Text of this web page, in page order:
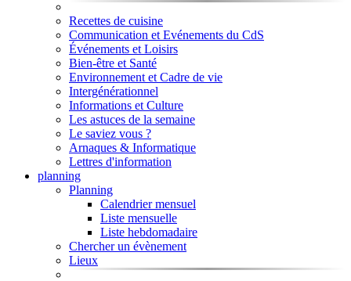
Recettes de cuisine
Communication et Evénements du CdS
Événements et Loisirs
Bien-être et Santé
Environnement et Cadre de vie
Intergénérationnel
Informations et Culture
Les astuces de la semaine
Le saviez vous ?
Arnaques & Informatique
Lettres d'information
planning
Planning
Calendrier mensuel
Liste mensuelle
Liste hebdomadaire
Chercher un évènement
Lieux